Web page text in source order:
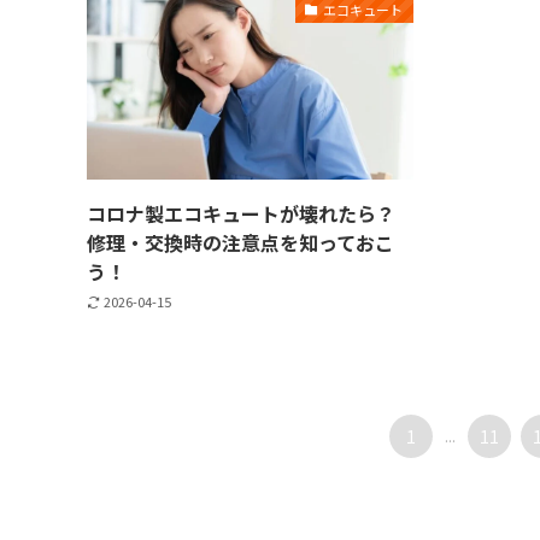
エコキュート
コロナ製エコキュートが壊れたら？
修理・交換時の注意点を知っておこ
う！
2026-04-15
1 ... 11